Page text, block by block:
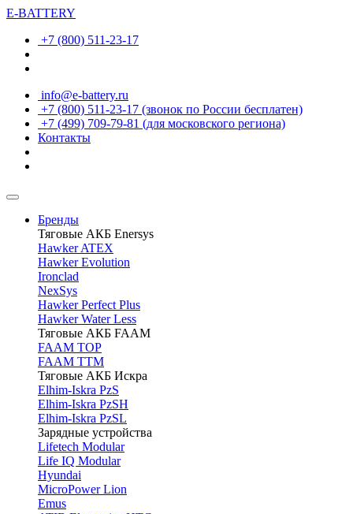
E-BATTERY
+7 (800) 511-23-17
info@e-battery.ru
+7 (800) 511-23-17 (звонок по России бесплатен)
+7 (499) 709-79-81 (для московского региона)
Контакты
Бренды
Тяговые АКБ Enersys
Hawker ATEX
Hawker Evolution
Ironclad
NexSys
Hawker Perfect Plus
Hawker Water Less
Тяговые АКБ FAAM
FAAM TOP
FAAM TTM
Тяговые АКБ Искра
Elhim-Iskra PzS
Elhim-Iskra PzSH
Elhim-Iskra PzSL
Зарядные устройства
Lifetech Modular
Life IQ Modular
Hyundai
MicroPower Lion
Emus